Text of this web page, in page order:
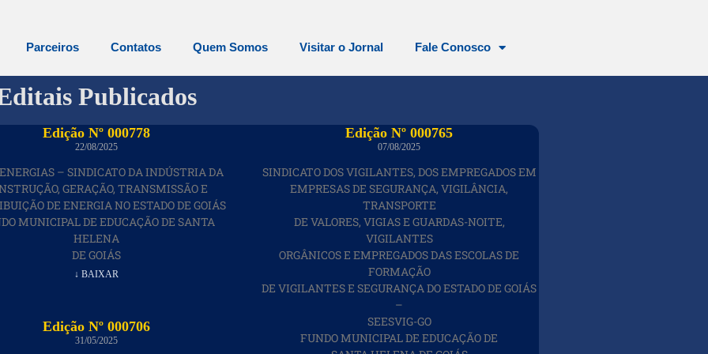
Parceiros Contatos Quem Somos Visitar o Jornal Fale Conosco
Publicados
Edição Nº 000778
22/08/2025
– SINDICATO DA INDÚSTRIA DA
GERAÇÃO, TRANSMISSÃO E
DE ENERGIA NO ESTADO DE GOIÁS
MUNICIPAL DE EDUCAÇÃO DE SANTA
HELENA
DE GOIÁS
↓ BAIXAR
Edição Nº 000765
07/08/2025
SINDICATO DOS VIGILANTES, DOS EMPREGADOS EM
EMPRESAS DE SEGURANÇA, VIGILÂNCIA,
TRANSPORTE
DE VALORES, VIGIAS E GUARDAS-NOITE,
VIGILANTES
ORGÂNICOS E EMPREGADOS DAS ESCOLAS DE
FORMAÇÃO
DE VIGILANTES E SEGURANÇA DO ESTADO DE GOIÁS
–
SEESVIG-GO
FUNDO MUNICIPAL DE EDUCAÇÃO DE
Edição Nº 000706
31/05/2025